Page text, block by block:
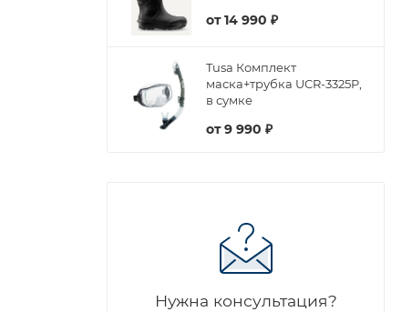
от14 990 ₽
Tusa Комплект
маска+трубка UCR-3325P,
в сумке
от9 990 ₽
Нужна консультация?